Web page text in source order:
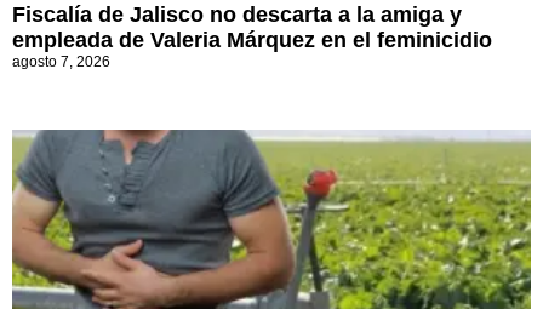
Fiscalía de Jalisco no descarta a la amiga y
empleada de Valeria Márquez en el feminicidio
agosto 7, 2026